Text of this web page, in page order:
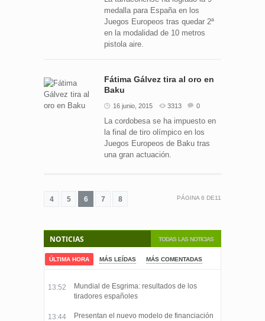
medalla para España en los
Juegos Europeos tras quedar 2ª
en la modalidad de 10 metros
pistola aire.
Fátima Gálvez tira al oro en
Baku
16 junio, 2015 3313 0
La cordobesa se ha impuesto en
la final de tiro olímpico en los
Juegos Europeos de Baku tras
una gran actuación.
4 5 6 7 8 PÁGINA6 DE11
TODAS LAS NOTICIAS
NOTICIAS
ÚLTIMA HORA MÁS LEÍDAS MÁS COMENTADAS
13:52
Mundial de Esgrima: resultados de los
tiradores españoles
13:44
Presentan el nuevo modelo de financiación